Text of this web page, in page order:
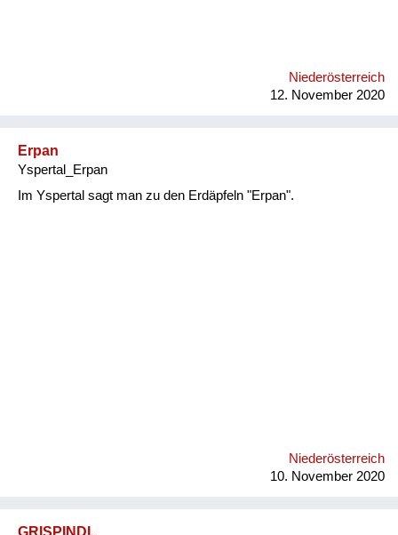
Niederösterreich
12. November 2020
Erpan
Yspertal_Erpan
Im Yspertal sagt man zu den Erdäpfeln "Erpan".
Niederösterreich
10. November 2020
GRISPINDL